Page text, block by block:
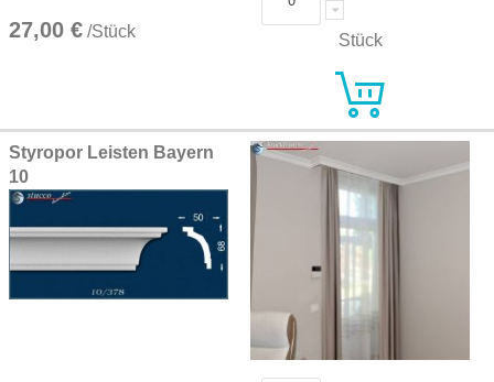
27,00 € /Stück Stück
Styropor Leisten Bayern
10